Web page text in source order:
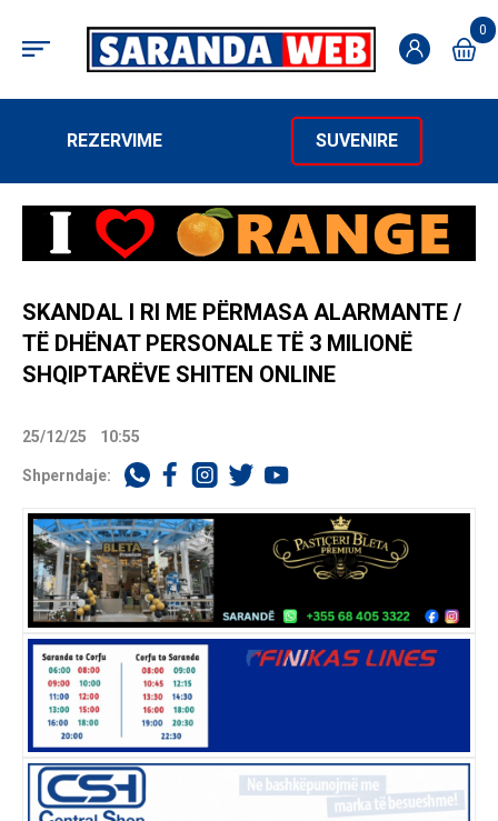
0
REZERVIME SUVENIRE
SKANDAL I RI ME PËRMASA ALARMANTE /
TË DHËNAT PERSONALE TË 3 MILIONË
SHQIPTARËVE SHITEN ONLINE
25/12/25 10:55
Shperndaje: